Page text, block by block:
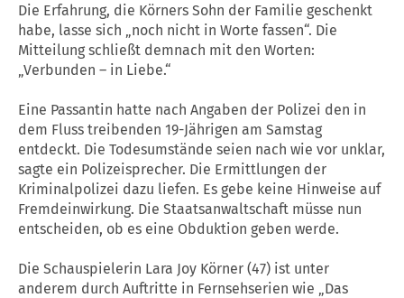
Die Erfahrung, die Körners Sohn der Familie geschenkt
habe, lasse sich „noch nicht in Worte fassen“. Die
Mitteilung schließt demnach mit den Worten:
„Verbunden – in Liebe.“
Eine Passantin hatte nach Angaben der Polizei den in
dem Fluss treibenden 19-Jährigen am Samstag
entdeckt. Die Todesumstände seien nach wie vor unklar,
sagte ein Polizeisprecher. Die Ermittlungen der
Kriminalpolizei dazu liefen. Es gebe keine Hinweise auf
Fremdeinwirkung. Die Staatsanwaltschaft müsse nun
entscheiden, ob es eine Obduktion geben werde.
Die Schauspielerin Lara Joy Körner (47) ist unter
anderem durch Auftritte in Fernsehserien wie „Das